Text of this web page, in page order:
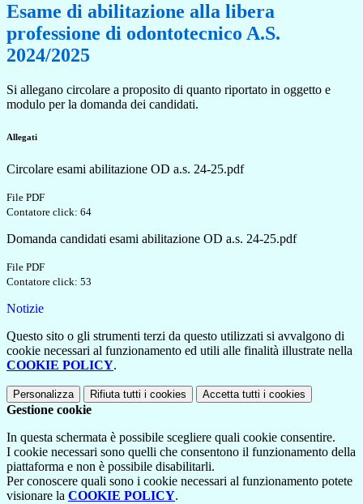
Esame di abilitazione alla libera
professione di odontotecnico A.S.
2024/2025
Si allegano circolare a proposito di quanto riportato in oggetto e
modulo per la domanda dei candidati.
Allegati
Circolare esami abilitazione OD a.s. 24-25.pdf
File PDF
Contatore click: 64
Domanda candidati esami abilitazione OD a.s. 24-25.pdf
File PDF
Contatore click: 53
Notizie
Questo sito o gli strumenti terzi da questo utilizzati si avvalgono di
cookie necessari al funzionamento ed utili alle finalità illustrate nella
COOKIE POLICY.
Personalizza Rifiuta tutti i cookies Accetta tutti i cookies
Gestione cookie
In questa schermata è possibile scegliere quali cookie consentire.
I cookie necessari sono quelli che consentono il funzionamento della
piattaforma e non è possibile disabilitarli.
Per conoscere quali sono i cookie necessari al funzionamento potete
visionare la COOKIE POLICY.